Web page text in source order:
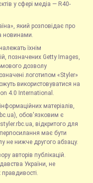
у сфері медіа — R40-
який розповідає про
новинами.
їхнім
позначених Getty Images,
дозволу
логотипом «Styler»
використовуватися на
4.0 International.
матеріалів,
обов'язковим є
відкритого для
має бути
не нижче другого абзацу.
авторів публікацій.
України, не